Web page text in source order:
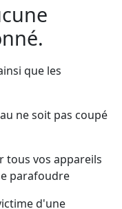
que les
ne soit pas coupé
tous vos appareils
parafoudre
d'une